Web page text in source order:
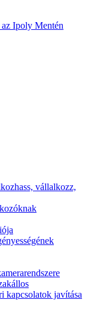
Ipoly Mentén
vállalkozz,
kapcsolatok javítása